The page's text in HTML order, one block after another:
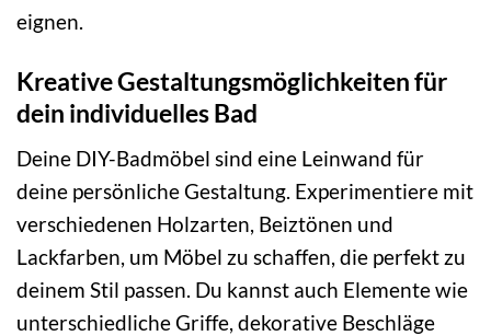
eignen.
Kreative Gestaltungsmöglichkeiten für
dein individuelles Bad
Deine DIY-Badmöbel sind eine Leinwand für
deine persönliche Gestaltung. Experimentiere mit
verschiedenen Holzarten, Beiztönen und
Lackfarben, um Möbel zu schaffen, die perfekt zu
deinem Stil passen. Du kannst auch Elemente wie
unterschiedliche Griffe, dekorative Beschläge